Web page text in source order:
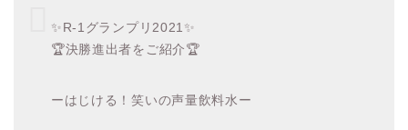
✨R-1グランプリ2021✨
🏆決勝進出者をご紹介🏆
ーはじける！笑いの声量飲料水ー